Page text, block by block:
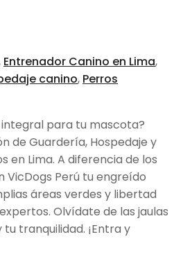
Entrenador Canino en Lima,
canino, Perros
para tu mascota?
de Guardería, Hospedaje y
en Lima. A diferencia de los
VicDogs Perú tu engreído
áreas verdes y libertad
Olvídate de las jaulas
tranquilidad. ¡Entra y